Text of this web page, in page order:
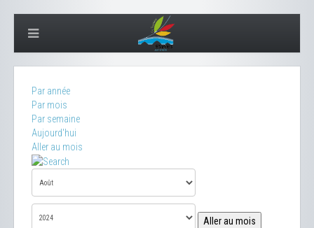
Par année
Par mois
Par semaine
Aujourd'hui
Aller au mois
Aller au mois